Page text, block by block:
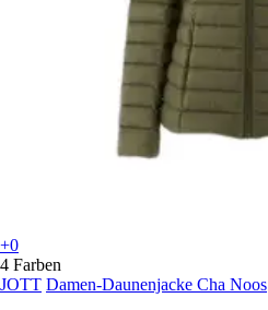
+0
4 Farben
JOTT Damen-Daunenjacke Cha Noos